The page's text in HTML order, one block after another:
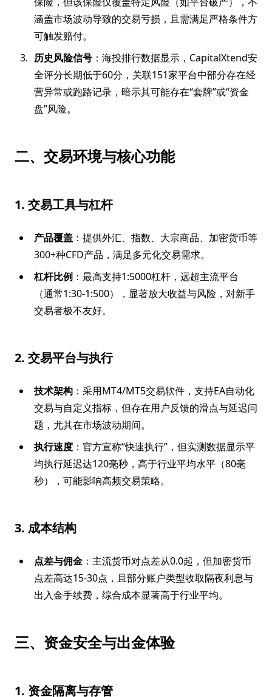
涵盖市场波动导致的交易亏损，且需满足严格条件方
可触发赔付。
历史风险信号 ：海投排行数据显示，CapitalXtend安
全评分长期低于60分，关联151家平台中部分存在经
营异常或跑路记录，暗示其可能存在“套牌”或“资金
盘”风险。
二、交易环境与核心功能
1. 交易工具与杠杆
产品覆盖 ：提供外汇、指数、大宗商品、加密货币等
300+种CFD产品，满足多元化交易需求。
杠杆比例 ：最高支持1:5000杠杆，远超主流平台
（通常1:30-1:500），显著放大收益与风险，对新手
交易者极不友好。
2. 交易平台与执行
技术架构 ：采用MT4/MT5交易软件，支持EA自动化
交易与自定义指标，但存在用户反馈的滑点与延迟问
题，尤其在市场波动期间。
执行速度 ：官方宣称“快速执行”，但实测数据显示平
均执行延迟达120毫秒，高于行业平均水平（80毫
秒），可能影响高频交易策略。
3. 成本结构
点差与佣金 ：主流货币对点差从0.0起，但加密货币
点差高达15-30点，且部分账户类型收取隔夜利息与
出入金手续费，综合成本显著高于行业平均。
三、资金安全与出金体验
1. 资金隔离与存管